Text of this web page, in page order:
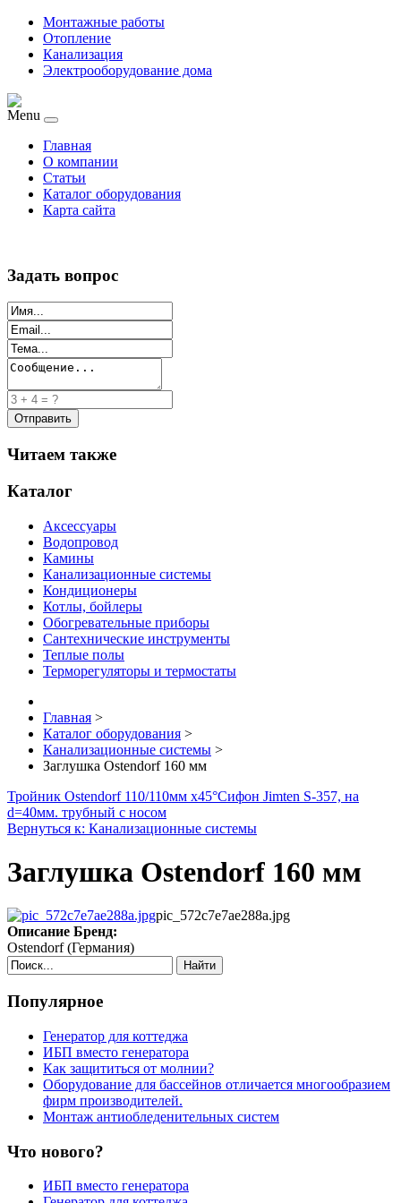
Монтажные работы
Отопление
Канализация
Электрооборудование дома
Menu
Главная
О компании
Статьи
Каталог оборудования
Карта сайта
Задать вопрос
Читаем также
Каталог
Аксессуары
Водопровод
Камины
Канализационные системы
Кондиционеры
Котлы, бойлеры
Обогревательные приборы
Сантехнические инструменты
Теплые полы
Терморегуляторы и термостаты
Главная >
Каталог оборудования >
Канализационные системы >
Заглушка Ostendorf 160 мм
Тройник Ostendorf 110/110мм x45°Сифон Jimten S-357, на
d=40мм. трубный с носом
Вернуться к: Канализационные системы
Заглушка Ostendorf 160 мм
pic_572c7e7ae288a.jpg
Описание Бренд:
Ostendorf (Германия)
Найти
Популярное
Генератор для коттеджа
ИБП вместо генератора
Как защититься от молнии?
Оборудование для бассейнов отличается многообразием
фирм производителей.
Монтаж антиобледенительных систем
Что нового?
ИБП вместо генератора